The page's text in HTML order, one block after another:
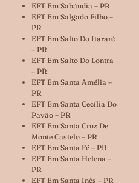
EFT Em Sabáudia – PR
EFT Em Salgado Filho –
PR
EFT Em Salto Do Itararé
– PR
EFT Em Salto Do Lontra
– PR
EFT Em Santa Amélia –
PR
EFT Em Santa Cecília Do
Pavão – PR
EFT Em Santa Cruz De
Monte Castelo – PR
EFT Em Santa Fé – PR
EFT Em Santa Helena –
PR
EFT Em Santa Inês – PR